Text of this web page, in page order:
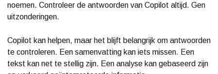
noemen. Controleer de antwoorden van Copilot altijd. Gen
uitzonderingen.
Copilot kan helpen, maar het blijft belangrijk om antwoorden
te controleren. Een samenvatting kan iets missen. Een
tekst kan net te stellig zijn. Een analyse kan gebaseerd zijn